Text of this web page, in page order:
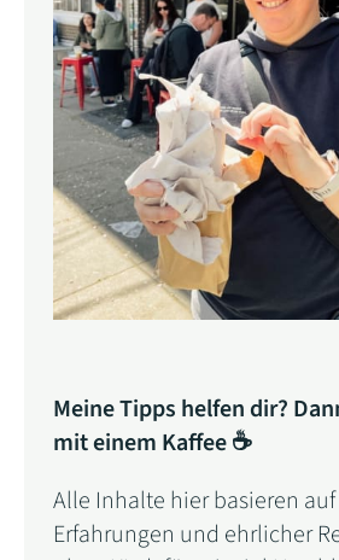
Meine Tipps helfen dir?
mit einem Kaffee ☕
Alle Inhalte hier basieren
Erfahrungen und ehrlicher